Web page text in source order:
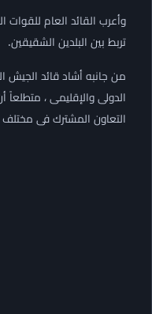
وأعرب القائد العام للقوات
تربط بين البلدين الشقيقين.
من جانبه أشاد قائد الجيش
الدولى والإقليمى ،
التعاون المشترك فى مختلف